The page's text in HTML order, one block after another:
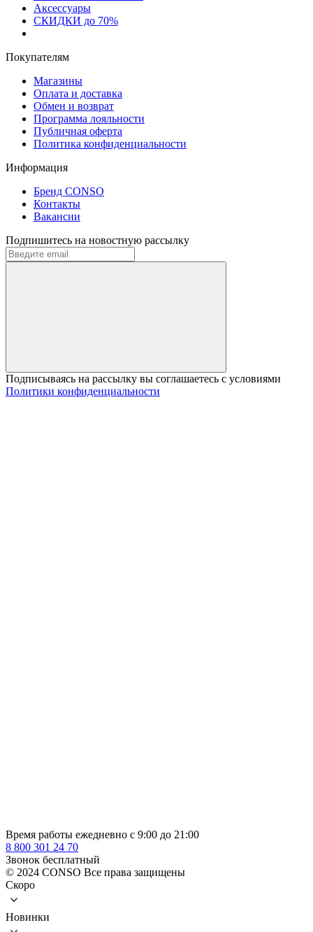
Аксессуары
СКИДКИ до 70%
Покупателям
Магазины
Оплата и доставка
Обмен и возврат
Программа лояльности
Публичная оферта
Политика конфиденциальности
Информация
Бренд CONSO
Контакты
Вакансии
Подпишитесь на новостную рассылку
Подписываясь на рассылку вы соглашаетесь с условиями
Политики конфиденциальности
Время работы ежедневно с 9:00 до 21:00
8 800 301 24 70
Звонок бесплатный
© 2024 CONSO Все права защищены
Скоро
Новинки